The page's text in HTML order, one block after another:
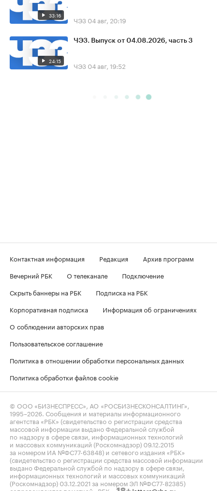
33:16 ЧЭЗ 04 авг, 20:19
24:15
ЧЭЗ. Выпуск от 04.08.2026, часть 3
ЧЭЗ 04 авг, 19:52
Контактная информация Редакция
Архив программ
Вечерний РБК
О телеканале
Подключение
Скрыть баннеры на РБК
Подписка на РБК
Корпоративная подписка
Информация об ограничениях
О соблюдении авторских прав
Пользовательское соглашение
Политика в отношении обработки персональных данных
Политика обработки файлов cookie
© ООО «БИЗНЕСПРЕСС», АО «РОСБИЗНЕСКОНСАЛТИНГ»,
1995–2026 . Сообщения и материалы информационного
агентства «РБК» (свидетельство о регистрации средства
массовой информации выдано Федеральной службой
по надзору в сфере связи, информационных технологий
и массовых коммуникаций (Роскомнадзор) 09.12.2015
за номером ИА №ФС77-63848) и сетевого издания «РБК»
(свидетельство о регистрации средства массовой информации
выдано Федеральной службой по надзору в сфере связи,
информационных технологий и массовых коммуникаций
(Роскомнадзор) 03.12.2021 за номером ЭЛ №ФС77-82385)